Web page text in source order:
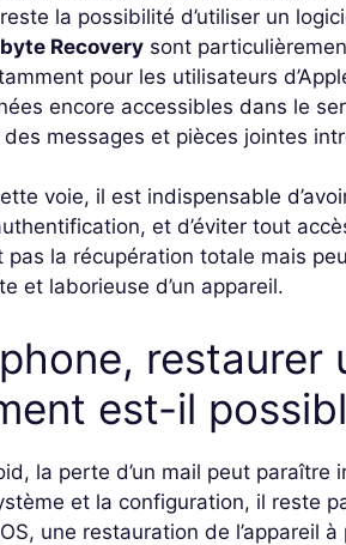
la possibilité d’utiliser un
Recovery sont
pour les utilisateurs
encore accessibles dans le
messages et pièces jointes
voie, il est indispensable
et d’éviter tout
pas la récupération totale mais
et laborieuse d’un appareil.
restaurer
est-il
la perte d’un mail peut
et la configuration, il reste
une restauration de l’appareil